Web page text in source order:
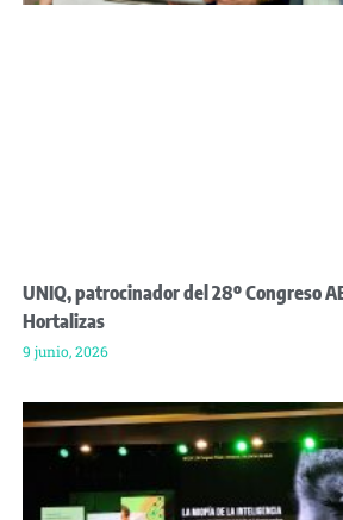
UNIQ, patrocinador del 28º Congreso
Hortalizas
9 junio, 2026